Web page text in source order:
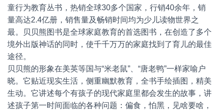
童行为教育丛书，热销全球30多个国家，行销40余年，销
量高达2.4亿册，销售量及畅销时间均为少儿读物世界之
最。贝贝熊图书是全球家庭教育的首选图书，在创造了多个
境外出版神话的同时，使千千万万的家庭找到了育儿的最佳
途径。
贝贝熊的形象在美英等国与“米老鼠”、“唐老鸭”一样家喻户
晓。它贴近现实生活，侧重幽默教育，全书手绘插图，精美
生动。它讲述每个有孩子的现代家庭里都会发生的故事，讲
述孩子第一时间面临的各种问题：偏食，怕黑，见啥要啥，